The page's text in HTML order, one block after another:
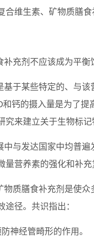
合维生素、矿物质膳食
充剂不应该成为平衡
基于某些特定的、与
钙的摄入量是为了
究来建立关于生物标
中与发达国家中均普
量营养素的强化和补
物质膳食补充剂是使
径。共识指出：
神经管畸形的作用。